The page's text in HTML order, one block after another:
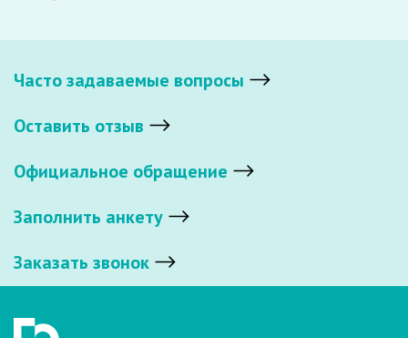
Часто задаваемые вопросы
Оставить отзыв
Официальное обращение
Заполнить анкету
Заказать звонок